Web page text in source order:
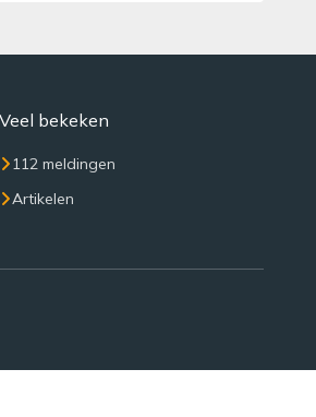
Veel bekeken
112 meldingen
Artikelen